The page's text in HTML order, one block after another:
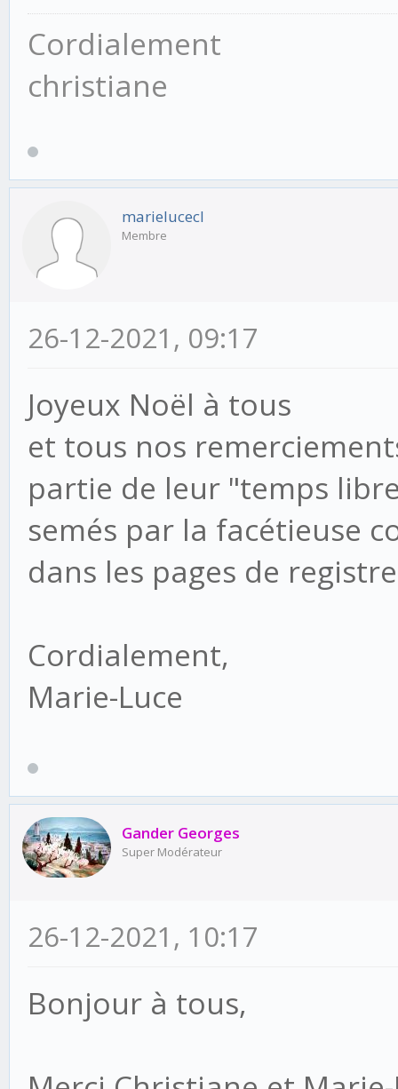
Cordialement
christiane
marielucecl
Membre
26-12-2021, 09:17
Joyeux Noël à tous
et tous nos
partie de leur "temps
semés par la facétieuse
dans les pages de
Cordialement,
Marie-Luce
Gander Georges
Super Modérateur
26-12-2021, 10:17
Bonjour à tous,